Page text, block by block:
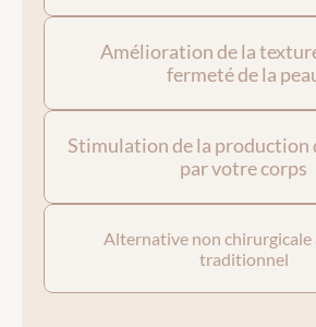
Amélioration de la
fermeté de la
Stimulation de la production
par votre corps
Alternative non
traditionnel